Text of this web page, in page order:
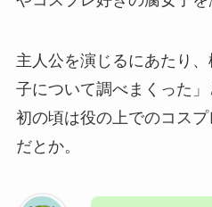
主人公を演じるにあたり
子について調べまくった
初の頃は役の上でのコス
だとか。